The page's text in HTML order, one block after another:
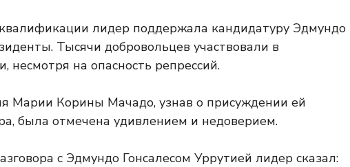
лидер поддержала кандидатуру Эдмундо
Тысячи добровольцев участвовали в
несмотря на опасность репрессий.
Марии Корины Мачадо, узнав о присуждении ей
была отмечена удивлением и недоверием.
с Эдмундо Гонсалесом Уррутией лидер сказал: